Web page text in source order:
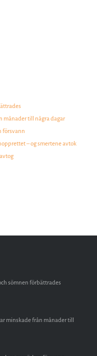
månader till några dagar
försvann
– og smertene avtok
sömnen förbättrades
minskade från månader till